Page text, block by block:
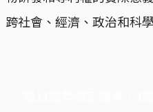
跨社會、經濟、政治和科